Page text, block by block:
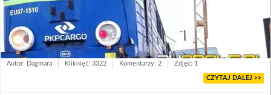
Autor: Dagmara Kliknięć: 3322 Komentarzy: 2 Zdjęć: 1
CZYTAJ DALEJ >>